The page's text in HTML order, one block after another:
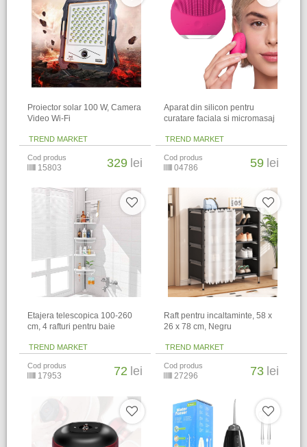
Proiector solar 100 W, Camera
Video Wi-Fi
TREND MARKET
Cod produs
15803 329 lei
Aparat din silicon pentru
curatare faciala si micromasaj
TREND MARKET
Cod produs
04786 59 lei
Etajera telescopica 100-260
cm, 4 rafturi pentru baie
TREND MARKET
Cod produs
17953 72 lei
Raft pentru incaltaminte, 58 x
26 x 78 cm, Negru
TREND MARKET
Cod produs
27296 73 lei